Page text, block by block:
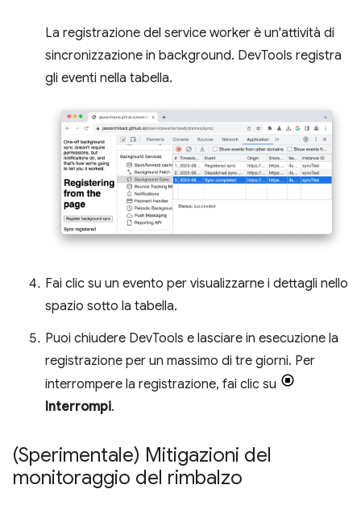
La registrazione del service worker è un'attività di
sincronizzazione in background. DevTools registra
gli eventi nella tabella.
Fai clic su un evento per visualizzarne i dettagli nello
spazio sotto la tabella.
Puoi chiudere DevTools e lasciare in esecuzione la
registrazione per un massimo di tre giorni. Per
interrompere la registrazione, fai clic su
Interrompi.
(Sperimentale) Mitigazioni del
monitoraggio del rimbalzo